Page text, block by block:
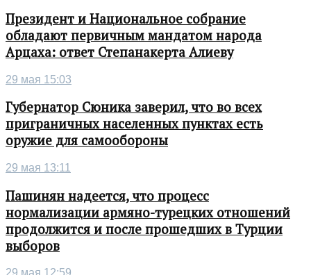
Президент и Национальное собрание
обладают первичным мандатом народа
Арцаха: ответ Степанакерта Алиеву
29 мая 15:03
Губернатор Сюника заверил, что во всех
приграничных населенных пунктах есть
оружие для самообороны
29 мая 13:11
Пашинян надеется, что процесс
нормализации армяно-турецких отношений
продолжится и после прошедших в Турции
выборов